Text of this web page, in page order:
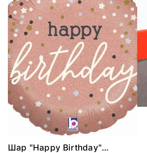
Шар "Happy Birthday"